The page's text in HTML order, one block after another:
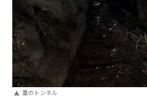
葦のトンネル